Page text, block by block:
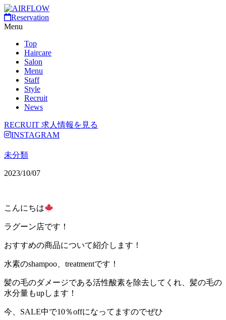
Reservation
Menu
Top
Haircare
Salon
Menu
Staff
Style
Recruit
News
RECRUIT 求人情報を見る
INSTAGRAM
未分類
2023/10/07
こんにちは
ラグーン店です！
おすすめの商品について紹介します！
水素のshampoo、 treatmentです！
髪の毛のダメージである活性酸素を除去してくれ、髪の毛の
水分量もupします！
今、 SALE中で10％offになってますのでぜひ